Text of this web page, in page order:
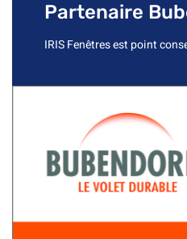
Partenaire
IRIS Fenêtres est point